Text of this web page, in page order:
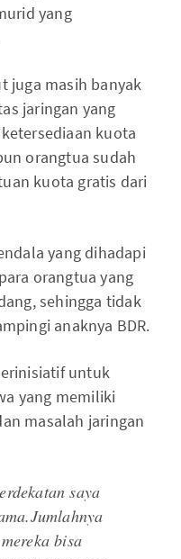
yang
juga masih banyak
jaringan yang
kuota
orangtua sudah
kuota gratis dari
yang dihadapi
orangtua yang
sehingga tidak
anaknya BDR.
untuk
yang memiliki
masalah jaringan
saya
bisa